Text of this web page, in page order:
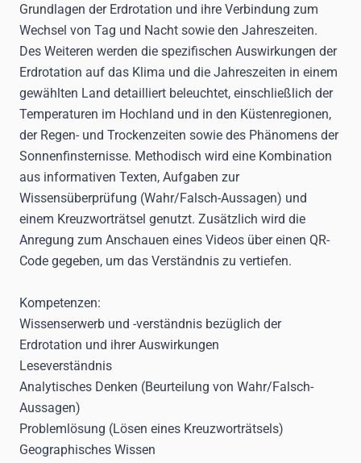
Grundlagen der Erdrotation und ihre Verbindung zum
Wechsel von Tag und Nacht sowie den Jahreszeiten.
Des Weiteren werden die spezifischen Auswirkungen der
Erdrotation auf das Klima und die Jahreszeiten in einem
gewählten Land detailliert beleuchtet, einschließlich der
Temperaturen im Hochland und in den Küstenregionen,
der Regen- und Trockenzeiten sowie des Phänomens der
Sonnenfinsternisse. Methodisch wird eine Kombination
aus informativen Texten, Aufgaben zur
Wissensüberprüfung (Wahr/Falsch-Aussagen) und
einem Kreuzworträtsel genutzt. Zusätzlich wird die
Anregung zum Anschauen eines Videos über einen QR-
Code gegeben, um das Verständnis zu vertiefen.
Kompetenzen:
Wissenserwerb und -verständnis bezüglich der
Erdrotation und ihrer Auswirkungen
Leseverständnis
Analytisches Denken (Beurteilung von Wahr/Falsch-
Aussagen)
Problemlösung (Lösen eines Kreuzworträtsels)
Geographisches Wissen